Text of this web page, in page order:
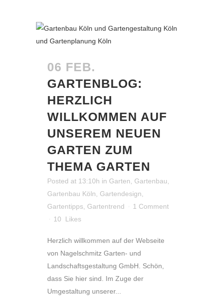
06 FEB.
GARTENBLOG:
HERZLICH
WILLKOMMEN AUF
UNSEREM NEUEN
GARTEN ZUM
THEMA GARTEN
Posted at 13:10h in Garten Gartenbau
Gartenbau Köln
Gartendesign
Gartentipps Gartentrend
1 Comment
10
Likes
Herzlich willkommen auf der Webseite
von Nagelschmitz Garten- und
Landschaftsgestaltung GmbH. Schön,
dass Sie hier sind. Im Zuge der
Umgestaltung unserer...